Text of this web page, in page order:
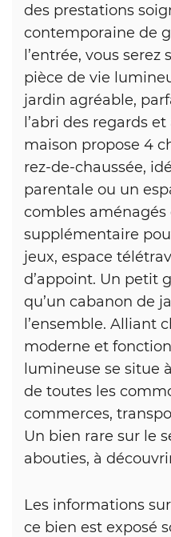
des prestations
contemporaine de
l’entrée, vous
pièce de vie
jardin agréable,
l’abri des regards
maison propose 4
rez-de-chaussée,
parentale ou un
combles
supplémentaire
jeux, espace
d’appoint. Un petit
qu’un cabanon de
l’ensemble. Alliant
moderne et
lumineuse se situe
de toutes les
commerces,
Un bien rare sur le
abouties, à
Les informations
ce bien est exposé